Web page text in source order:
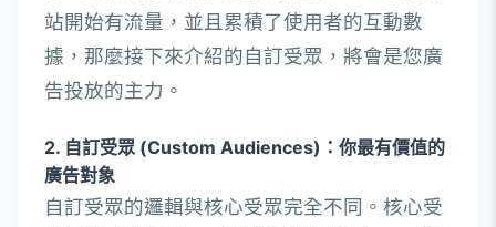
站開始有流量，並且累積了使用者的互動數
據，那麼接下來介紹的自訂受眾，將會是您廣
告投放的主力。
2. 自訂受眾 (Custom Audiences)：你最有價值的
廣告對象
自訂受眾的邏輯與核心受眾完全不同。核心受